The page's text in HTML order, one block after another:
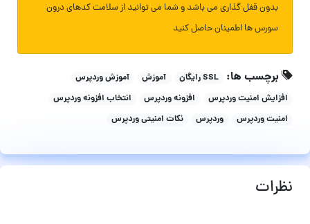
بدون قفل گذاری می باشد و شما می توانید از سلامت کدهای درون
سورس ها اطمینان حاصل کنید
برچسب ها: SSL رایگان آموزش
آموزش وردپرس
افزایش امنیت وردپرس
افزونه وردپرس
انتخاب افزونه وردپرس
امنیت وردپرس
وردپرس نکات امنیتی وردپرس
نظرات